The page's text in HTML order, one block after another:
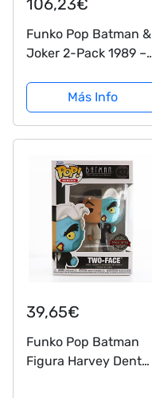
Funko Pop Batman &
Joker 2-Pack 1989 –
Edition Más Info
39,65€
Funko Pop Batman
Figura Harvey Dent